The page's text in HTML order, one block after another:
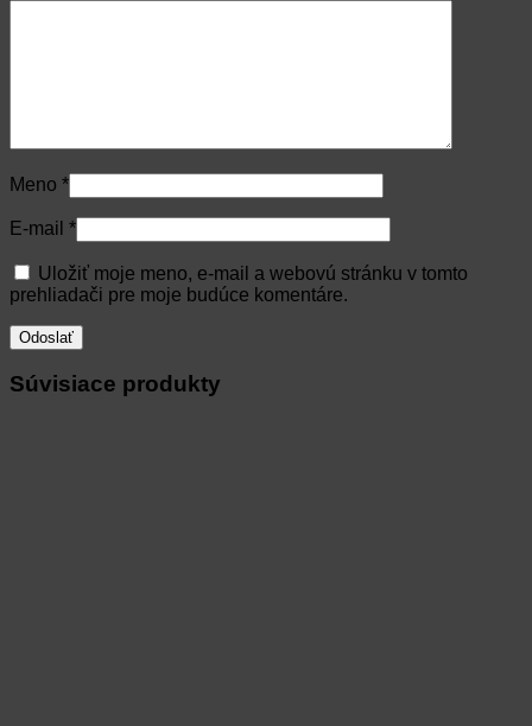
Meno *
E-mail *
Uložiť moje meno, e-mail a webovú stránku v tomto
prehliadači pre moje budúce komentáre.
Súvisiace produkty